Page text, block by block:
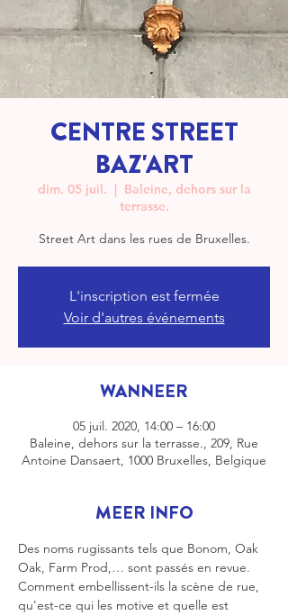
CENTRE STREET
BAZ'ART
dim. 05 juil.
  |
Baleine, dehors sur la
terrasse.
Street Art dans les rues de Bruxelles.
L'inscription est fermée
Voir d'autres événements
WANNEER
05 juil. 2020, 14:00 – 16:00
Baleine, dehors sur la terrasse., 209, Rue
Antoine Dansaert, 1000 Bruxelles, Belgique
MEER INFO
Des noms rugissants tels que Bonom, Oak
Oak, Farm Prod,… sont passés en revue.
Comment embellissent-ils la scène de rue,
qu'est-ce qui les motive et quelle est